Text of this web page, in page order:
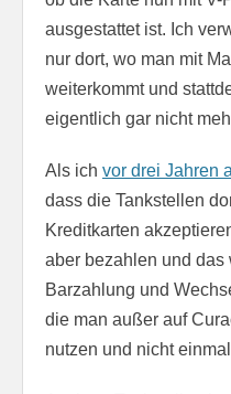
ausgestattet ist. Ich
nur dort, wo man mit
weiterkommt und
eigentlich gar nicht
Als ich vor drei Jahren
dass die Tankstellen
Kreditkarten
aber bezahlen und
Barzahlung und
die man außer auf
nutzen und nicht